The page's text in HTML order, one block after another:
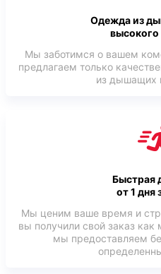
Одежда из
высокого
Мы заботимся о вашем
предлагаем только
из дышащих
Быстрая
от 1 дня
Мы ценим ваше время и
вы получили свой заказ
мы предоставляем